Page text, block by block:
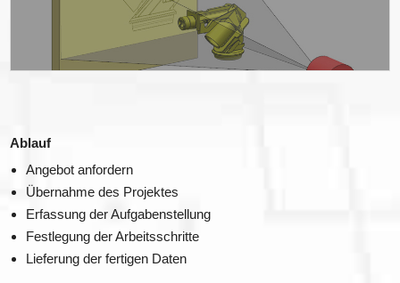
Ablauf
Angebot anfordern
Übernahme des Projektes
Erfassung der Aufgabenstellung
Festlegung der Arbeitsschritte
Lieferung der fertigen Daten